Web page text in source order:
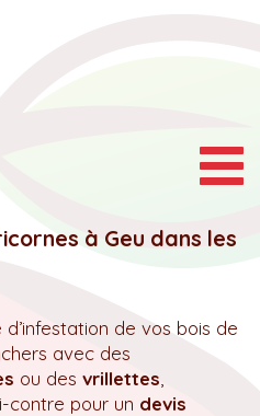
à Geu dans les
de vos bois de
avec des
ou des vrillettes
contre pour un devis